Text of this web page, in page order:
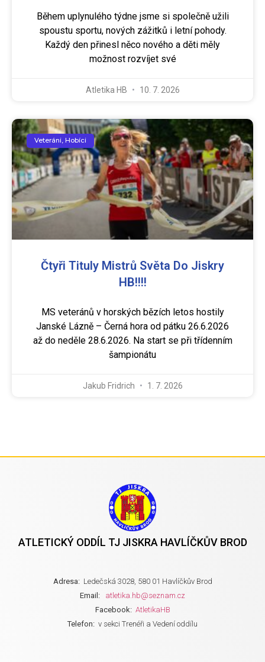
Během uplynulého týdne jsme si společně užili
spoustu sportu, nových zážitků i letní pohody.
Každý den přinesl něco nového a děti měly
možnost rozvíjet své
Atletika HB 10. 7. 2026
Veteráni, Hobíci
Čtyři Tituly Mistrů Světa Do Jiskry
HB!!!!
MS veteránů v horských bězích letos hostily
Janské Lázně – Černá hora od pátku 26.6.2026
až do neděle 28.6.2026. Na start se při třídenním
šampionátu
Jakub Fridrich 1. 7. 2026
ATLETICKÝ ODDÍL TJ JISKRA HAVLÍČKŮV BROD
Adresa: Ledečská 3028, 580 01 Havlíčkův Brod
Email:
atletika.hb@seznam.cz
Facebook: AtletikaHB
Telefon: v sekci Trenéři a Vedení oddílu